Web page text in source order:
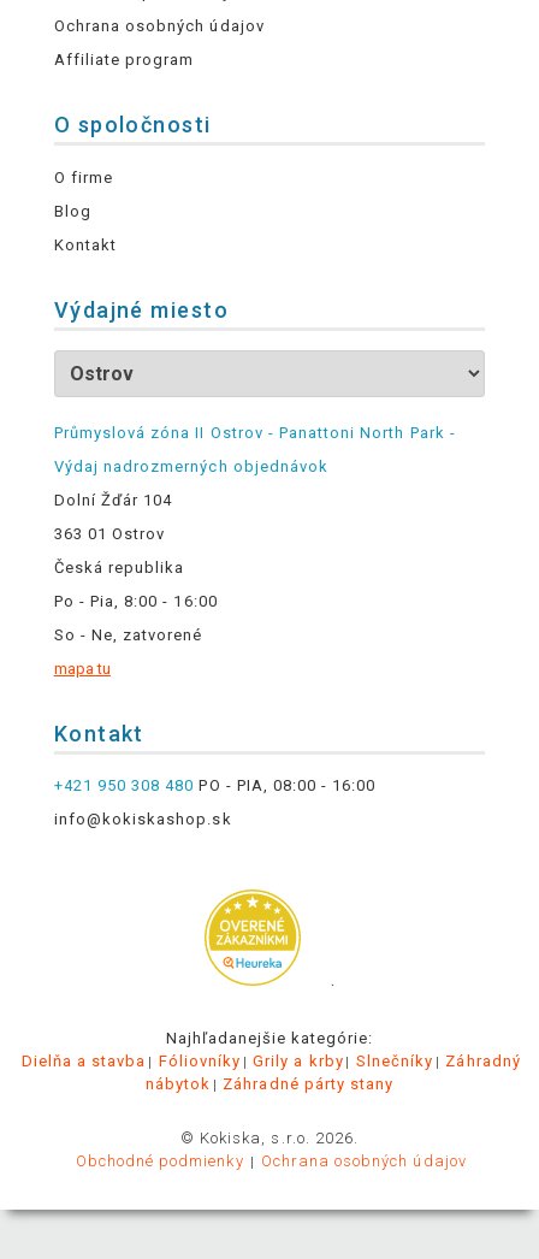
Ochrana osobných údajov
Affiliate program
O spoločnosti
O firme
Blog
Kontakt
Výdajné miesto
Průmyslová zóna II Ostrov - Panattoni North Park -
Výdaj nadrozmerných objednávok
Dolní Žďár 104
363 01 Ostrov
Česká republika
Po - Pia, 8:00 - 16:00
So - Ne, zatvorené
mapa tu
Kontakt
+421 950 308 480 PO - PIA, 08:00 - 16:00
info@kokiskashop.sk
.
Najhľadanejšie kategórie:
Dielňa a stavba
Fóliovníky Grily a krby Slnečníky
Záhradný
nábytok
Záhradné párty stany
© Kokiska, s.r.o. 2026.
Obchodné podmienky
Ochrana osobných údajov